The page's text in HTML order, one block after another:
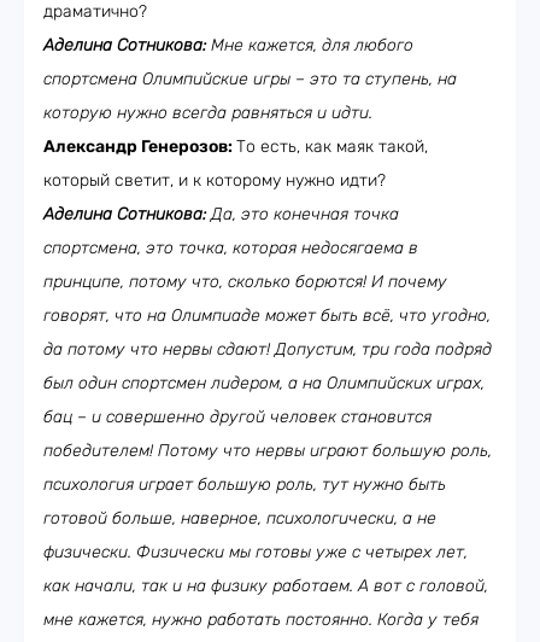
драматично?
Аделина Сотникова:Мне кажется, для любого
спортсмена Олимпийские игры – это та ступень, на
которую нужно всегда равняться и идти.
Александр Генерозов:То есть, как маяк такой,
который светит, и к которому нужно идти?
Аделина Сотникова:Да, это конечная точка
спортсмена, это точка, которая недосягаема в
принципе, потому что, сколько борются! И почему
говорят, что на Олимпиаде может быть всё, что угодно,
да потому что нервы сдают! Допустим, три года подряд
был один спортсмен лидером, а на Олимпийских играх,
бац – и совершенно другой человек становится
победителем! Потому что нервы играют большую роль,
психология играет большую роль, тут нужно быть
готовой больше, наверное, психологически, а не
физически. Физически мы готовы уже с четырех лет,
как начали, так и на физику работаем. А вот с головой,
мне кажется, нужно работать постоянно. Когда у тебя